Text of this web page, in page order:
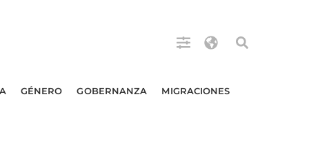
GÉNERO GOBERNANZA MIGRACIONES